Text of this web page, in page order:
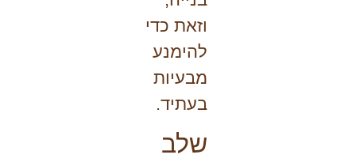
וזאת כדי
להימנע
מבעיות
בעתיד.
שלב